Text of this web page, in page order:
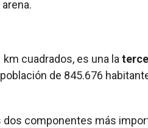
km cuadrados, es una la
de 845.676
componentes más